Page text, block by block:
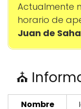
Actualmente
horario de
Juan de
⛪
Nombre